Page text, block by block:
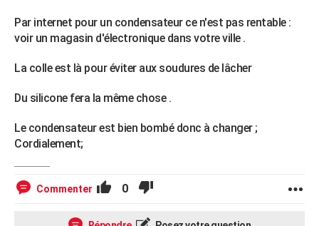
Par internet pour un condensateur ce n'est pas rentable :
voir un magasin d'électronique dans votre ville .
La colle est là pour éviter aux soudures de lâcher
Du silicone fera la même chose .
Le condensateur est bien bombé donc à changer ;
Cordialement;
Commenter 0